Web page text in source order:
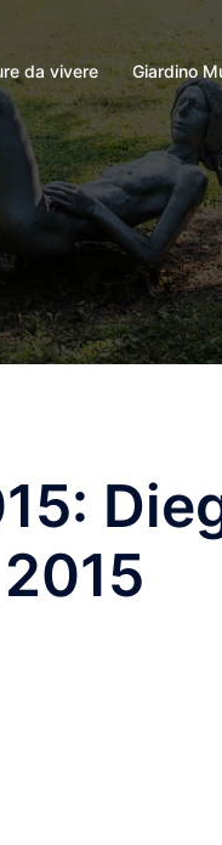
da vivere Giardino